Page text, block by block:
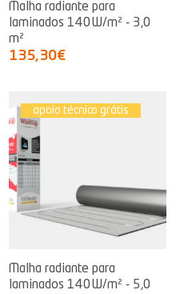
Malha radiante para
laminados 140W/m² - 3,0
m²
135,30€
apoio técnico grátis
Malha radiante para
laminados 140W/m² - 5,0